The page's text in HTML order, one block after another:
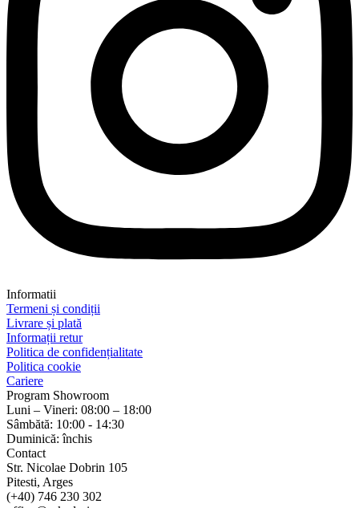
Informatii
Termeni și condiții
Livrare și plată
Informații retur
Politica de confidențialitate
Politica cookie
Cariere
Program Showroom
Luni – Vineri: 08:00 – 18:00
Sâmbătă: 10:00 - 14:30
Duminică: închis
Contact
Str. Nicolae Dobrin 105
Pitesti, Arges
(+40) 746 230 302